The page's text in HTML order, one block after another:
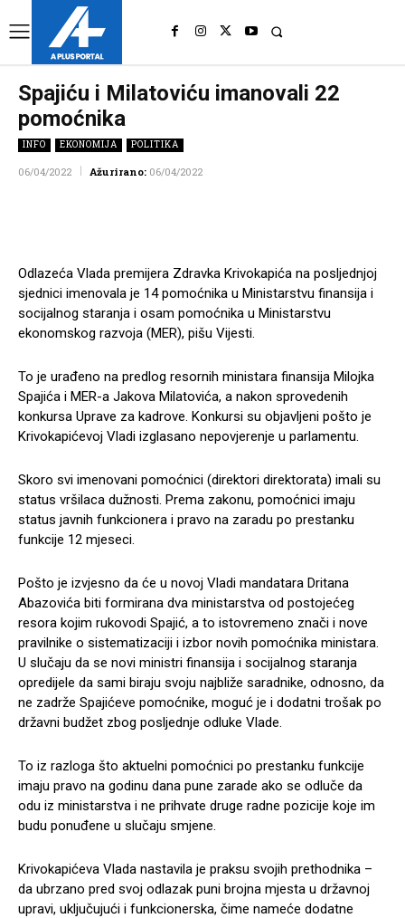
Spajiću i Milatoviću imanovali 22
pomoćnika
INFO EKONOMIJA POLITIKA
06/04/2022 Ažurirano: 06/04/2022
Odlazeća Vlada premijera Zdravka Krivokapića na posljednjoj
sjednici imenovala je 14 pomoćnika u Ministarstvu finansija i
socijalnog staranja i osam pomoćnika u Ministarstvu
ekonomskog razvoja (MER), pišu Vijesti.
To je urađeno na predlog resornih ministara finansija Milojka
Spajića i MER-a Jakova Milatovića, a nakon sprovedenih
konkursa Uprave za kadrove. Konkursi su objavljeni pošto je
Krivokapićevoj Vladi izglasano nepovjerenje u parlamentu.
Skoro svi imenovani pomoćnici (direktori direktorata) imali su
status vršilaca dužnosti. Prema zakonu, pomoćnici imaju
status javnih funkcionera i pravo na zaradu po prestanku
funkcije 12 mjeseci.
Pošto je izvjesno da će u novoj Vladi mandatara Dritana
Abazovića biti formirana dva ministarstva od postojećeg
resora kojim rukovodi Spajić, a to istovremeno znači i nove
pravilnike o sistematizaciji i izbor novih pomoćnika ministara.
U slučaju da se novi ministri finansija i socijalnog staranja
opredijele da sami biraju svoju najbliže saradnike, odnosno, da
ne zadrže Spajićeve pomoćnike, moguć je i dodatni trošak po
državni budžet zbog posljednje odluke Vlade.
To iz razloga što aktuelni pomoćnici po prestanku funkcije
imaju pravo na godinu dana pune zarade ako se odluče da
odu iz ministarstva i ne prihvate druge radne pozicije koje im
budu ponuđene u slučaju smjene.
Krivokapićeva Vlada nastavila je praksu svojih prethodnika –
da ubrzano pred svoj odlazak puni brojna mjesta u državnoj
upravi, uključujući i funkcionerska, čime nameće dodatne